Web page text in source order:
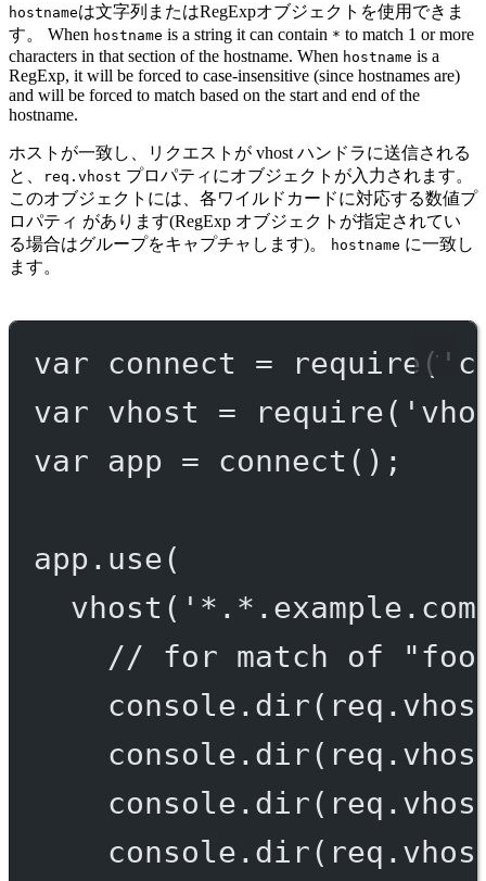
hostnameは文字列またはRegExpオブジェクトを使用できま
す。 When hostname is a string it can contain * to match 1 or more
characters in that section of the hostname. When hostname is a
RegExp, it will be forced to case-insensitive (since hostnames are)
and will be forced to match based on the start and end of the
hostname.
ホストが一致し、リクエストが vhost ハンドラに送信される
と、
req.vhost プロパティにオブジェクトが入力されます。
このオブジェクトには、各ワイルドカードに対応する数値プ
ロパティ があります(RegExp オブジェクトが指定されてい
る場合はグループをキャプチャします)。
hostname に一致し
ます。
var connect = require (
var vhost = require(
var app = connect ();
app. use(
vhost (
// for match of
console. dir
console. dir
console. dir
console. dir